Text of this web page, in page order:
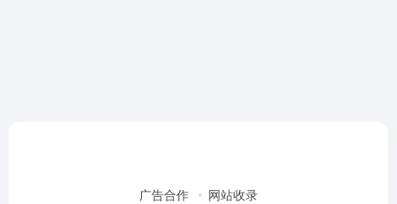
广告合作 网站收录